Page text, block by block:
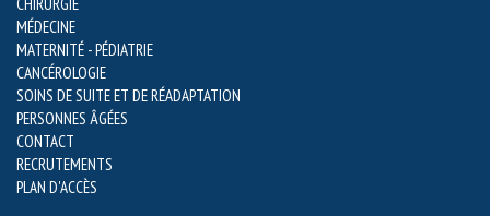
MÉDECINE
MATERNITÉ - PÉDIATRIE
CANCÉROLOGIE
SOINS DE SUITE ET DE RÉADAPTATION
PERSONNES ÂGÉES
CONTACT
RECRUTEMENTS
PLAN D'ACCÈS